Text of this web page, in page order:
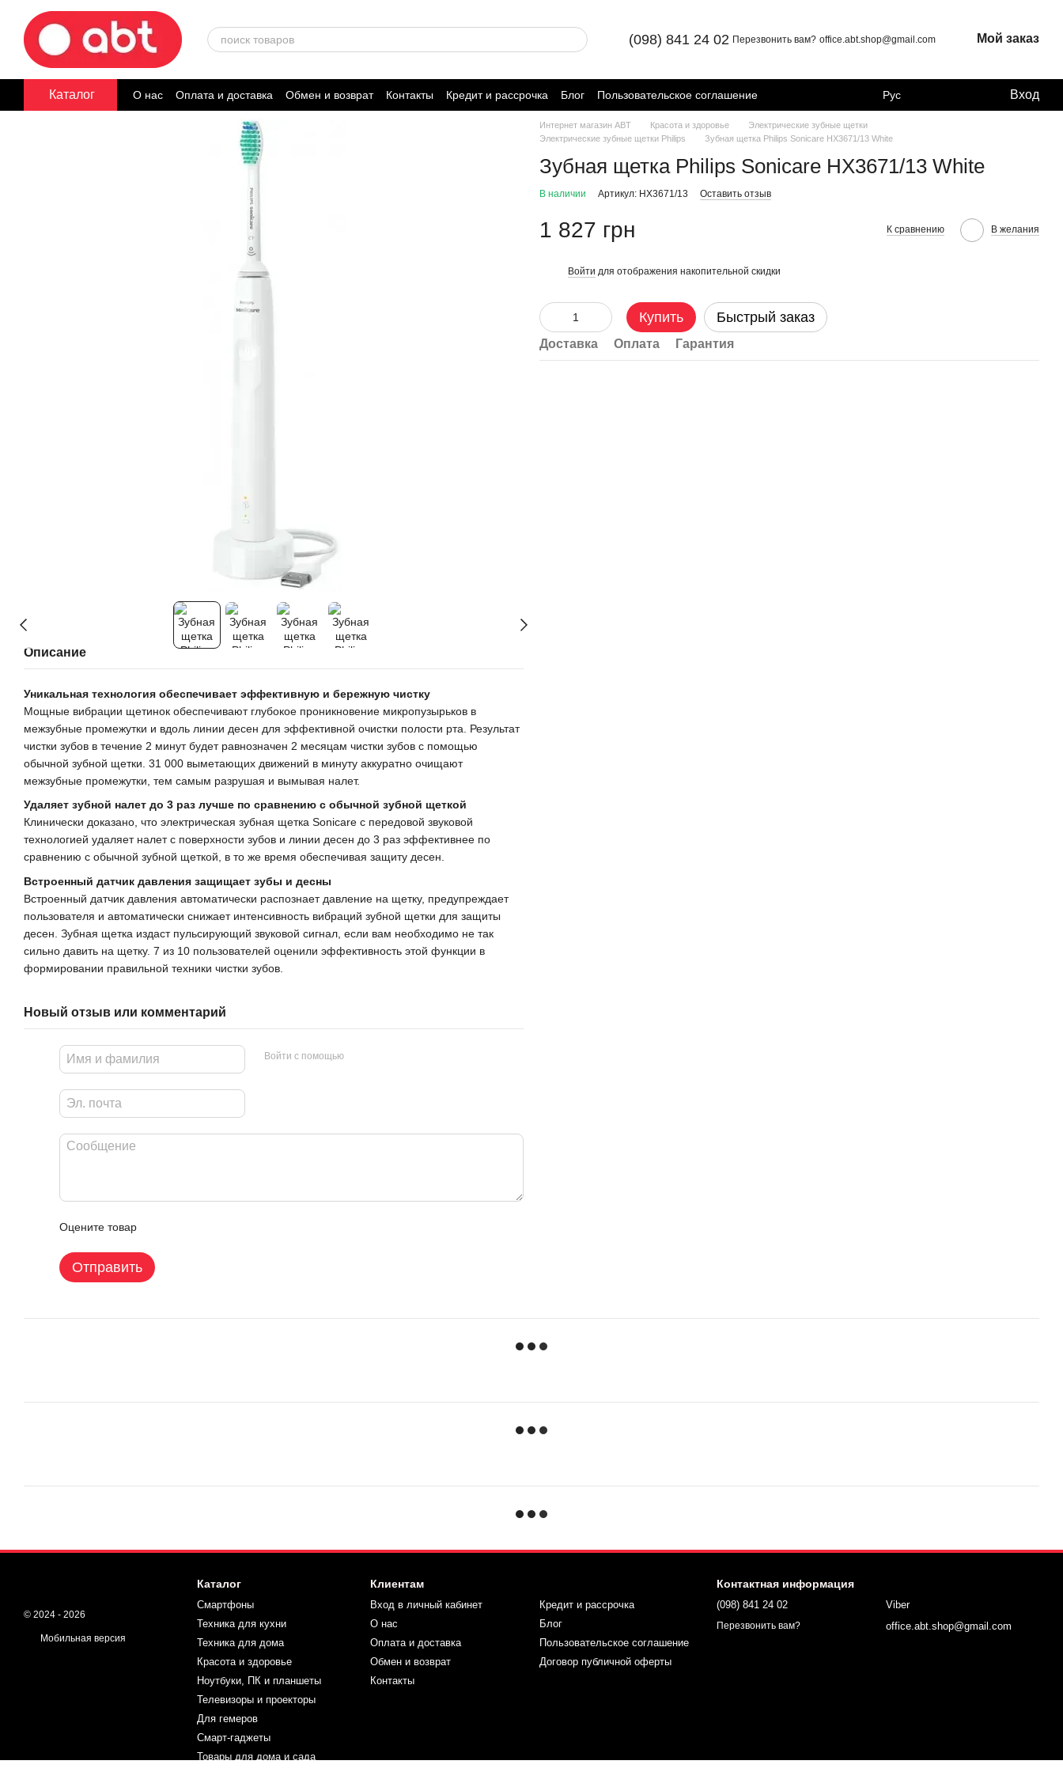
Перейти к основному контенту
(098) 841 24 02 Перезвонить вам? office.abt.shop@gmail.com Мой заказ
Каталог О нас Оплата и доставка Обмен и возврат Контакты Кредит и рассрочка Блог
Пользовательское соглашение
Договор публичной оферты
Рус Вход
Описание
Уникальная технология обеспечивает эффективную и бережную чистку
Мощные вибрации щетинок обеспечивают глубокое проникновение микропузырьков в
межзубные промежутки и вдоль линии десен для эффективной очистки полости рта. Результат
чистки зубов в течение 2 минут будет равнозначен 2 месяцам чистки зубов с помощью
обычной зубной щетки. 31 000 выметающих движений в минуту аккуратно очищают
межзубные промежутки, тем самым разрушая и вымывая налет.
Удаляет зубной налет до 3 раз лучше по сравнению с обычной зубной щеткой
Клинически доказано, что электрическая зубная щетка Sonicare с передовой звуковой
технологией удаляет налет с поверхности зубов и линии десен до 3 раз эффективнее по
сравнению с обычной зубной щеткой, в то же время обеспечивая защиту десен.
Встроенный датчик давления защищает зубы и десны
Встроенный датчик давления автоматически распознает давление на щетку, предупреждает
пользователя и автоматически снижает интенсивность вибраций зубной щетки для защиты
десен. Зубная щетка издаст пульсирующий звуковой сигнал, если вам необходимо не так
сильно давить на щетку. 7 из 10 пользователей оценили эффективность этой функции в
формировании правильной техники чистки зубов.
Новый отзыв или комментарий
Войти с помощью
Оцените товар
Отправить
Интернет магазин ABT Красота и здоровье
Электрические зубные щетки
Электрические зубные щетки Philips
Зубная щетка Philips Sonicare HX3671/13 White
Зубная щетка Philips Sonicare HX3671/13 White
В наличии Артикул: HX3671/13 Оставить отзыв
1 827 грн К сравнению В желания
Войти для отображения накопительной скидки
Купить Быстрый заказ
Доставка Оплата Гарантия
© 2024 - 2026
Мобильная версия
Каталог
Смартфоны
Техника для кухни
Техника для дома
Красота и здоровье
Ноутбуки, ПК и планшеты
Телевизоры и проекторы
Для гемеров
Смарт-гаджеты
Товары для дома и сада
Клиентам
Вход в личный кабинет
О нас
Оплата и доставка
Обмен и возврат
Контакты
Кредит и рассрочка
Блог
Пользовательское соглашение
Договор публичной оферты
Контактная информация
(098) 841 24 02
Перезвонить вам?
Viber
office.abt.shop@gmail.com